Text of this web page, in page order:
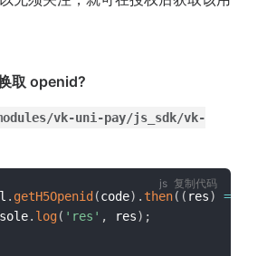
取 openid?
vk-uni-pay/js_sdk/vk-
. getH5Openid(code) . then( ( res) =>
. log( 'res' , res) ;
复制代码